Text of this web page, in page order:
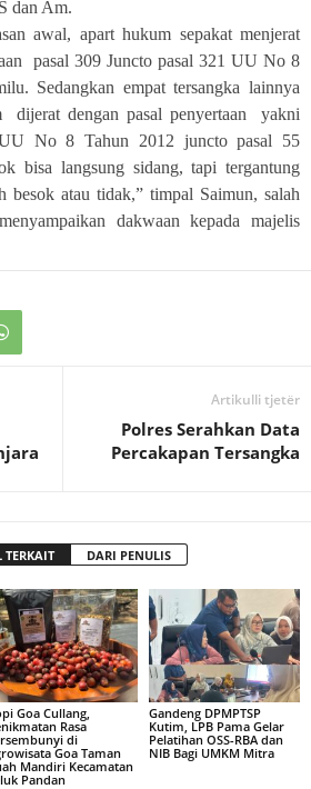
dan Am.
awal, apart hukum sepakat menjerat
pasal 309 Juncto pasal 321 UU No 8
Sedangkan empat tersangka lainnya
dijerat dengan pasal penyertaan
yakni
No 8 Tahun 2012 juncto pasal 55
bisa langsung sidang, tapi tergantung
besok atau tidak,” timpal Saimun, salah
dakwaan kepada majelis
Artikulli tjetër
Polres Serahkan Data
Percakapan Tersangka
TERKAIT DARI PENULIS
Goa Cullang,
Rasa
di
Goa Taman
Mandiri Kecamatan
Pandan
Gandeng DPMPTSP
Kutim, LPB Pama Gelar
Pelatihan OSS-RBA dan
NIB Bagi UMKM Mitra